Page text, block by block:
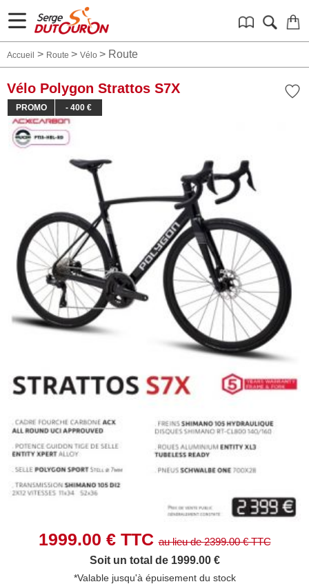
Accueil > Route > Vélo > Route
Vélo Polygon Strattos S7X
PROMO - 400 €
1999.00 € TTCau lieu de2399.00€ TTC
Soit un total de 1999.00 €
*Valable jusqu'à épuisement du stock